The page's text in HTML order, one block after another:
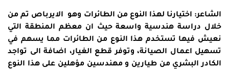
الشاعر: اختيارنا لهذا النوع من الطائرات وهو الايرباص تم من
خلال دراسة هندسية واسعة حيث ان معظم المنطقة التي
نعيش فيها تستخدم هذا النوع من الطائرات مما يسهم في
تسهيل اعمال الصيانة، وتوفر قطع الغيار، اضافة الى تواجد
الكادر البشري من طيارين و مهندسين مؤهلين على هذا النوع